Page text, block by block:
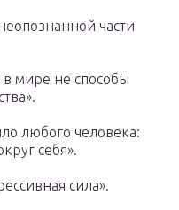
части
в мире не способы
любого человека:
себя».
сила».